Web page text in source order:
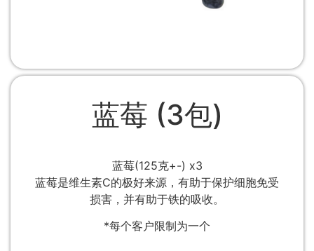
蓝莓 (3包)
蓝莓(125克+-) x3
蓝莓是维生素C的极好来源，有助于保护细胞免受
损害，并有助于铁的吸收。
*每个客户限制为一个